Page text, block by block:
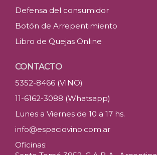
Defensa del consumidor
Botón de Arrepentimiento
Libro de Quejas Online
CONTACTO
5352-8466 (VINO)
11-6162-3088 (Whatsapp)
Lunes a Viernes de 10 a 17 hs.
info@espaciovino.com.ar
Oficinas: